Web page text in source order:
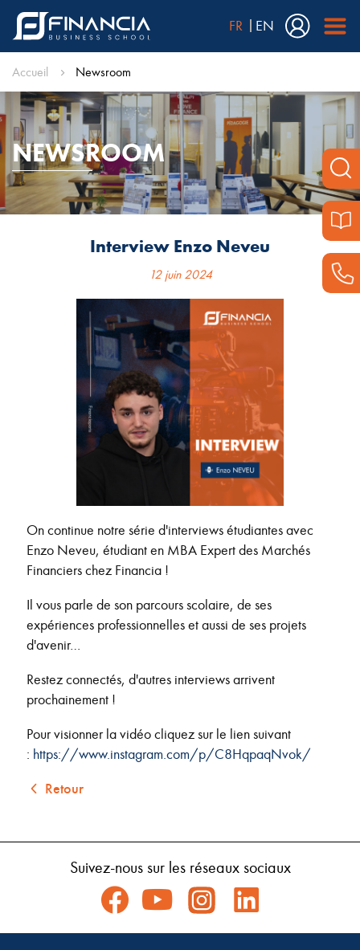
FR EN
Accueil Newsroom
NEWSROOM
Interview Enzo Neveu
12 juin 2024
On continue notre série d'interviews étudiantes avec
Enzo Neveu, étudiant en MBA Expert des Marchés
Financiers chez Financia !
Il vous parle de son parcours scolaire, de ses
expériences professionnelles et aussi de ses projets
d'avenir…
Restez connectés, d'autres interviews arrivent
prochainement !
Pour visionner la vidéo cliquez sur le lien suivant
: https://www.instagram.com/p/C8HqpaqNvok/
Retour
Suivez-nous sur les réseaux sociaux